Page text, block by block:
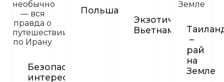
Безопасно,
интересно,
Польша
Экзотический
Вьетнам
–
рай
на
Земле